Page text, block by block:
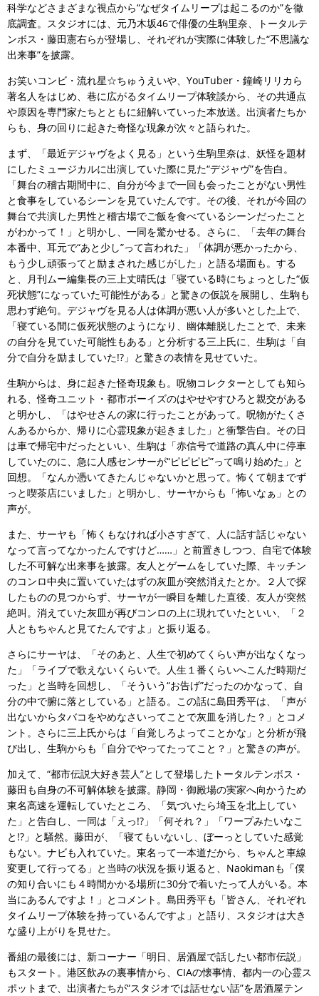
科学などさまざまな視点から“なぜタイムリープは起こるのか”を徹
底調査。スタジオには、元乃木坂46で俳優の生駒里奈、トータルテ
ンボス・藤田憲右らが登場し、それぞれが実際に体験した“不思議な
出来事”を披露。
お笑いコンビ・流れ星☆ちゅうえいや、YouTuber・鐘崎リリカら
著名人をはじめ、巷に広がるタイムリープ体験談から、その共通点
や原因を専門家たちとともに紐解いていった本放送。出演者たちか
らも、身の回りに起きた奇怪な現象が次々と語られた。
まず、「最近デジャヴをよく見る」という生駒里奈は、妖怪を題材
にしたミュージカルに出演していた際に見た“デジャヴ”を告白。
「舞台の稽古期間中に、自分が今まで一回も会ったことがない男性
と食事をしているシーンを見ていたんです。その後、それが今回の
舞台で共演した男性と稽古場でご飯を食べているシーンだったこと
がわかって！」と明かし、一同を驚かせる。さらに、「去年の舞台
本番中、耳元で“あと少し”って言われた」「体調が悪かったから、
もう少し頑張ってと励まされた感じがした」と語る場面も。する
と、月刊ムー編集長の三上丈晴氏は「寝ている時にちょっとした“仮
死状態”になっていた可能性がある」と驚きの仮説を展開し、生駒も
思わず絶句。デジャヴを見る人は体調が悪い人が多いとした上で、
「寝ている間に仮死状態のようになり、幽体離脱したことで、未来
の自分を見ていた可能性もある」と分析する三上氏に、生駒は「自
分で自分を励ましていた!?」と驚きの表情を見せていた。
生駒からは、身に起きた怪奇現象も。呪物コレクターとしても知ら
れる、怪奇ユニット・都市ボーイズのはやせやすひろと親交がある
と明かし、「はやせさんの家に行ったことがあって。呪物がたくさ
んあるからか、帰りに心霊現象が起きました」と衝撃告白。その日
は車で帰宅中だったといい、生駒は「赤信号で道路の真ん中に停車
していたのに、急に人感センサーが“ピピピピ”って鳴り始めた」と
回想。「なんか憑いてきたんじゃないかと思って。怖くて朝までず
っと喫茶店にいました」と明かし、サーヤからも「怖いなぁ」との
声が。
また、サーヤも「怖くもなければ小さすぎて、人に話す話じゃない
なって言ってなかったんですけど……」と前置きしつつ、自宅で体験
した不可解な出来事を披露。友人とゲームをしていた際、キッチン
のコンロ中央に置いていたはずの灰皿が突然消えたとか。２人で探
したものの見つからず、サーヤが一瞬目を離した直後、友人が突然
絶叫。消えていた灰皿が再びコンロの上に現れていたといい、「２
人ともちゃんと見てたんですよ」と振り返る。
さらにサーヤは、「そのあと、人生で初めてくらい声が出なくなっ
た」「ライブで歌えないくらいで。人生１番くらいへこんだ時期だ
った」と当時を回想し、「そういう“お告げ”だったのかなって、自
分の中で腑に落としている」と語る。この話に島田秀平は、「声が
出ないからタバコをやめなさいってことで灰皿を消した？」とコメ
ント。さらに三上氏からは「自覚しろよってことかな」と分析が飛
び出し、生駒からも「自分でやってたってこと？」と驚きの声が。
加えて、“都市伝説大好き芸人”として登場したトータルテンボス・
藤田も自身の不可解体験を披露。静岡・御殿場の実家へ向かうため
東名高速を運転していたところ、「気づいたら埼玉を北上してい
た」と告白し、一同は「えっ!?」「何それ？」「ワープみたいなこ
と!?」と騒然。藤田が、「寝てもいないし、ぼーっとしていた感覚
もない。ナビも入れていた。東名って一本道だから、ちゃんと車線
変更して行ってる」と当時の状況を振り返ると、Naokimanも「僕
の知り合いにも４時間かかる場所に30分で着いたって人がいる。本
当にあるんですよ！」とコメント。島田秀平も「皆さん、それぞれ
タイムリープ体験を持っているんですよ」と語り、スタジオは大き
な盛り上がりを見せた。
番組の最後には、新コーナー「明日、居酒屋で話したい都市伝説」
もスタート。港区飲みの裏事情から、CIAの懐事情、都内一の心霊ス
ポットまで、出演者たちが“スタジオでは話せない話”を居酒屋テン